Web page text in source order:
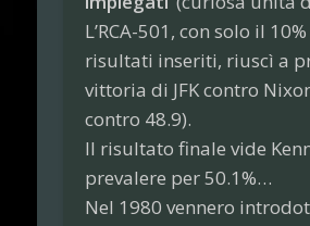
L’RCA-501, con solo il
risultati inseriti, riuscì a
vittoria di JFK contro
contro 48.9).
Il risultato finale vide
prevalere per 50.1%…
Nel 1980 vennero